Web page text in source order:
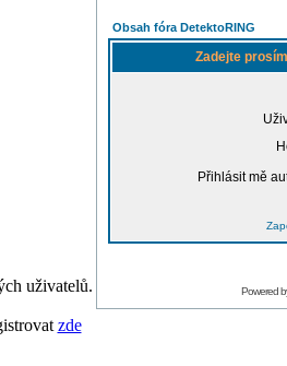
uživatelů.
zde
Obsah fóra DetektoRING
Zadejte
Přihlásit mě
Powered